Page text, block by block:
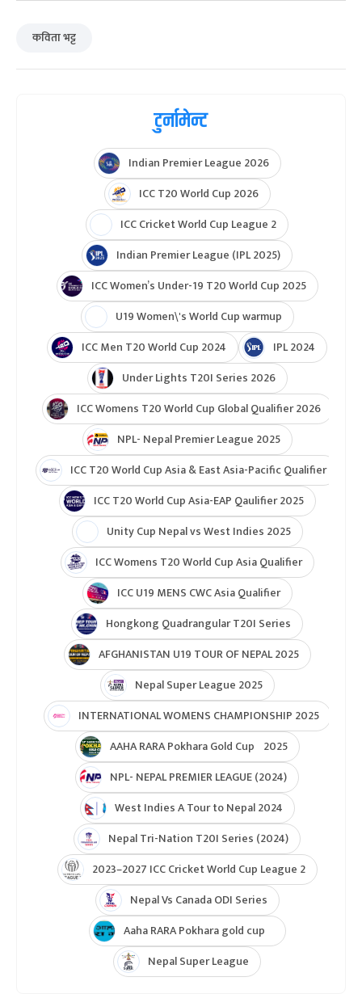
कविता भट्ट
टुर्नामेन्ट
Indian Premier League 2026
ICC T20 World Cup 2026
ICC Cricket World Cup League 2
Indian Premier League (IPL 2025)
ICC Women’s Under-19 T20 World Cup 2025
U19 Women\'s World Cup warmup
ICC Men T20 World Cup 2024
IPL 2024
Under Lights T20I Series 2026
ICC Womens T20 World Cup Global Qualifier 2026
NPL- Nepal Premier League 2025
ICC T20 World Cup Asia & East Asia-Pacific Qualifier
ICC T20 World Cup Asia-EAP Qaulifier 2025
Unity Cup Nepal vs West Indies 2025
ICC Womens T20 World Cup Asia Qualifier
ICC U19 MENS CWC Asia Qualifier
Hongkong Quadrangular T20I Series
AFGHANISTAN U19 TOUR OF NEPAL 2025
Nepal Super League 2025
INTERNATIONAL WOMENS CHAMPIONSHIP 2025
AAHA RARA Pokhara Gold Cup 2025
NPL- NEPAL PREMIER LEAGUE (2024)
West Indies A Tour to Nepal 2024
Nepal Tri-Nation T20I Series (2024)
2023–2027 ICC Cricket World Cup League 2
Nepal Vs Canada ODI Series
Aaha RARA Pokhara gold cup
Nepal Super League